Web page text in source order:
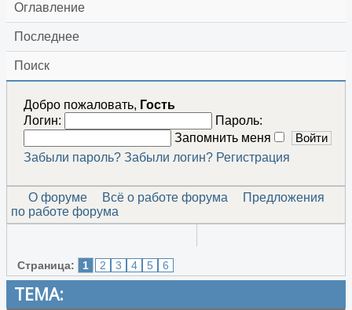
Оглавление
Последнее
Поиск
Добро пожаловать, Гость
Логин:
Пароль:
Запомнить меня
Забыли пароль? Забыли логин? Регистрация
О форуме Всё о работе форума
Предложения
по работе форума
Страница: 1 2 3 4 5 6
ТЕМА: